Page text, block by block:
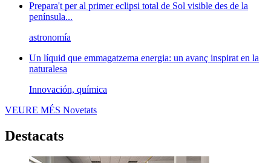
Prepara't per al primer eclipsi total de Sol visible des de la
península...
astronomía
Un líquid que emmagatzema energia: un avanç inspirat en la
naturalesa
Innovación, química
VEURE MÉS Novetats
Destacats